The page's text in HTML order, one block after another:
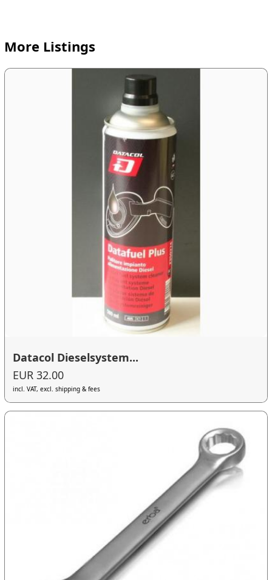
More Listings
Datacol Dieselsystem...
EUR 32.00
incl. VAT, excl. shipping & fees